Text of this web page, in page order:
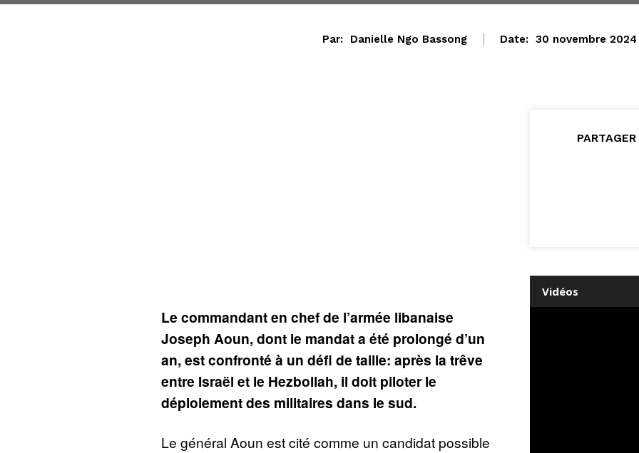
Par: Danielle Ngo Bassong Date: 30 novembre 2024
Le commandant en chef de l’armée libanaise
Joseph Aoun, dont le mandat a été prolongé d’un
an, est confronté à un défi de taille: après la trêve
entre Israël et le Hezbollah, il doit piloter le
déploiement des militaires dans le sud.
Le général Aoun est cité comme un candidat possible
PARTAGER
Vidéos